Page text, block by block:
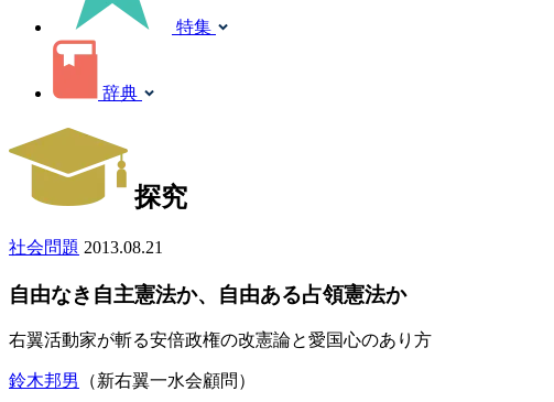
特集
辞典
探究
社会問題 2013.08.21
自由なき自主憲法か、自由ある占領憲法か
右翼活動家が斬る安倍政権の改憲論と愛国心のあり方
鈴木邦男 （新右翼一水会顧問）